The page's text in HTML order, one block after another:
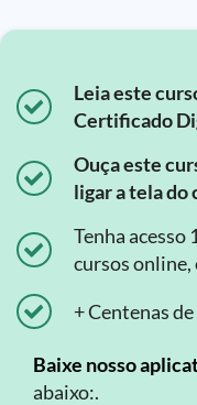
Leia este
Certificado
Ouça este
ligar a tela do
Tenha acesso
cursos online,
+ Centenas
Baixe nosso
abaixo:.